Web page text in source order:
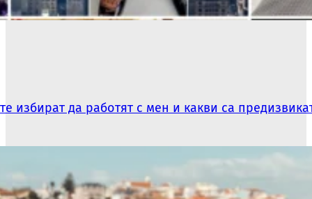
избират да работят с мен и какви са